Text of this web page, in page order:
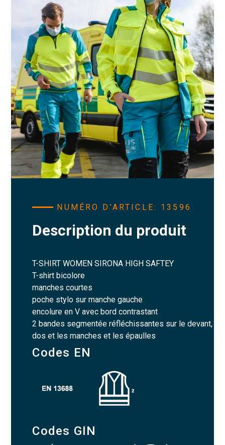
NUMÉRO D’ARTICLE: 13596
Description du produit
T-SHIRT WOMEN SIRONA HIGH SAFTEY
T-shirt bicolore
manches courtes
poche stylo sur manche gauche
encolure en V avec bord contrastant
2 bandes segmentée réfléchissantes sur le devant,
dos et les manches et les épaulles
Codes EN
Codes GIN